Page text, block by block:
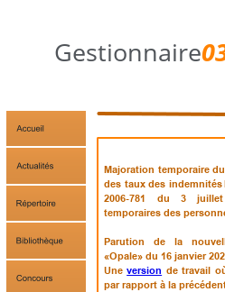
Gestionnaire
Majoration temporaire du
des taux des indemnités
2006-781
du 3 juillet
temporaires des
Parution
de la
«Opale» du 16 janvier
Une version de travail
par rapport à la